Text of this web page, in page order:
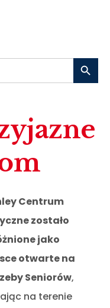
Centrum
zostało
jako
otwarte na
Seniorów,
na terenie